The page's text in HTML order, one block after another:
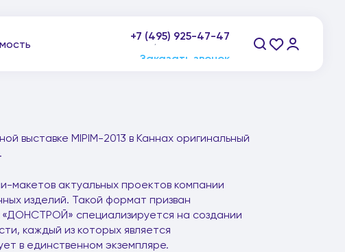
+7 (495) 925-47-47
MIPIM-2013 в Каннах оригинальный
макетов актуальных проектов компании
изделий. Такой формат призван
специализируется на создании
каждый из которых является
в единственном экземпляре.